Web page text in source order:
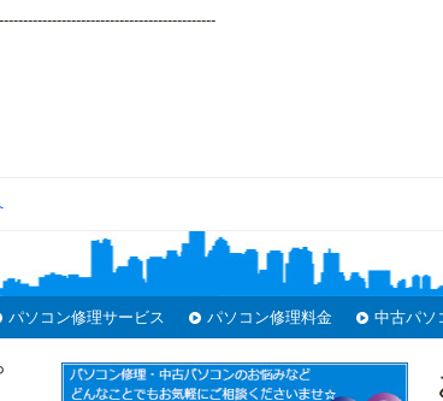
パソコン修理サービス パソコン修理料金 中古パソ